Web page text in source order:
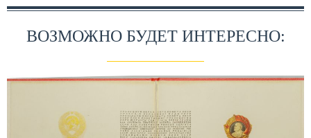
ВОЗМОЖНО БУДЕТ ИНТЕРЕСНО: